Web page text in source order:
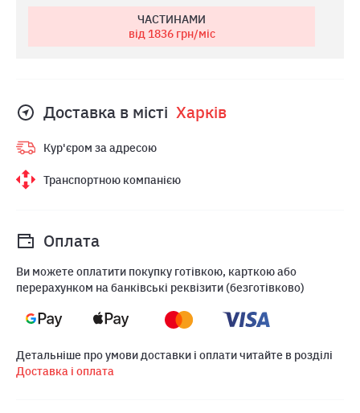
ЧАСТИНАМИ
від 1836грн/міс
Доставка в місті Харкiв
Кур'єром за адресою
Транспортною компанією
Оплата
Ви можете оплатити покупку готівкою, карткою або
перерахунком на банківські реквізити (безготівково)
Детальніше про умови доставки і оплати читайте в розділі
Доставка і оплата